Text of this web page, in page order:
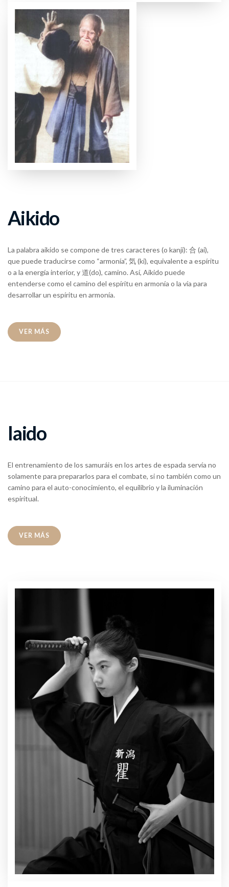
Aikido
La palabra aikido se compone de tres caracteres (o kanji): 合 (ai),
que puede traducirse como “armonía”, 気 (ki), equivalente a espíritu
o a la energía interior, y 道(do), camino. Así, Aikido puede
entenderse como el camino del espíritu en armonía o la vía para
desarrollar un espíritu en armonía.
VER MÁS
Iaido
El entrenamiento de los samuráis en los artes de espada servía no
solamente para prepararlos para el combate, si no también como un
camino para el auto-conocimiento, el equilibrio y la iluminación
espiritual.
VER MÁS